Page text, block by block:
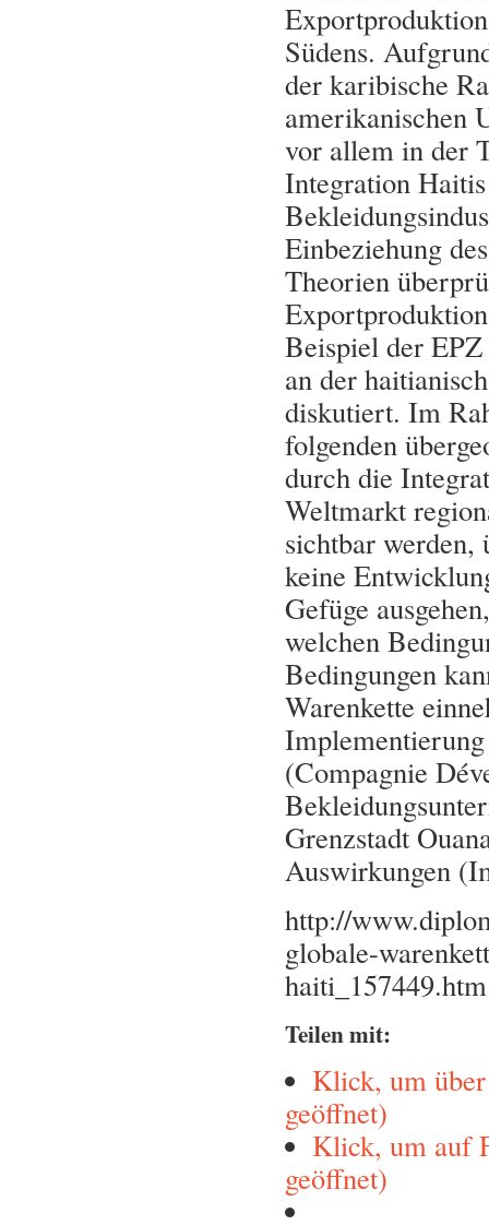
Südens.
der karibische
amerikanischen
vor allem in der
Integration
Einbeziehung
Theorien
Beispiel der
an der
diskutiert. Im
folgenden
durch die
Weltmarkt
sichtbar werden,
keine
Gefüge
welchen
Bedingungen
Warenkette
(Compagnie
Grenzstadt
Auswirkungen
http://
globale-
haiti_157449.htm
Teilen mit:
Klick, um
geöffnet)
Klick, um auf
geöffnet)